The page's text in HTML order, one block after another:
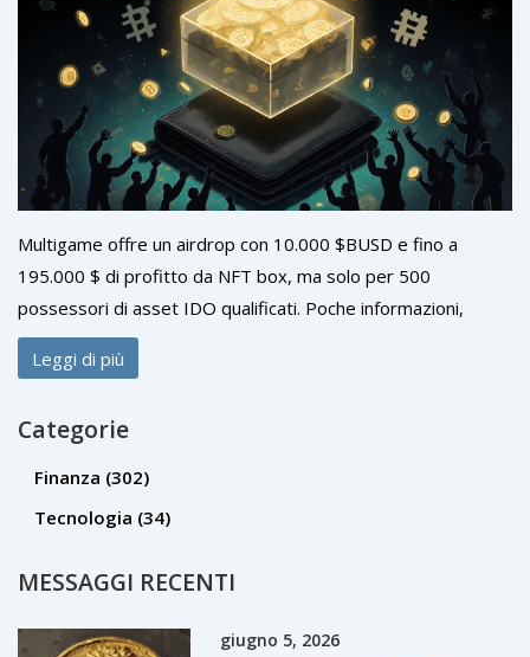
Multigame offre un airdrop con 10.000 $BUSD e fino a
195.000 $ di profitto da NFT box, ma solo per 500
possessori di asset IDO qualificati. Poche informazioni,
nessuna trasparenza. Rischi alti, opportunità incerte.
Leggi di più
Categorie
Finanza (302)
Tecnologia (34)
MESSAGGI RECENTI
giugno 5, 2026